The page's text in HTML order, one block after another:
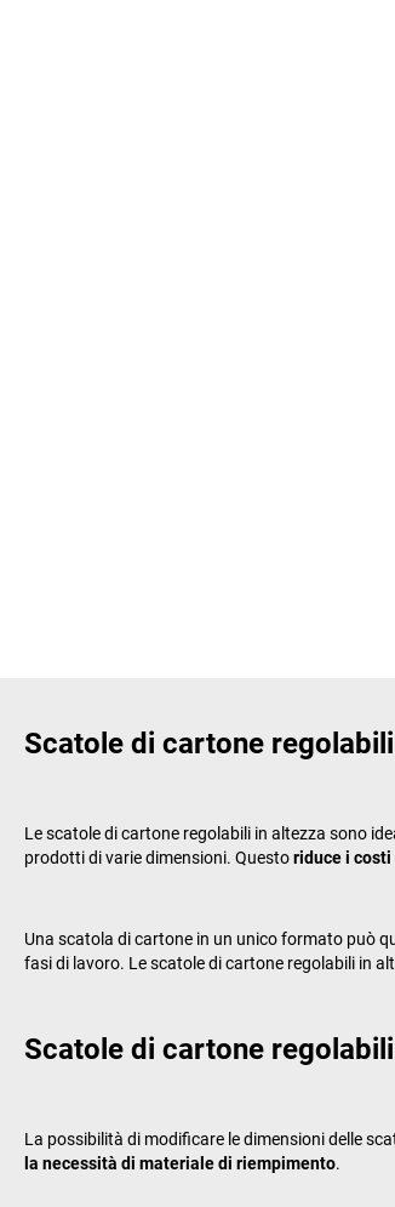
Scatole di cartone
Le scatole di cartone regolabili in altezza sono
prodotti di varie dimensioni. Questoriduce i
Una scatola di cartone in un unico formato può
fasi di lavoro. Le scatole di cartone regolabili in
Scatole di cartone
La possibilità di modificare le dimensioni delle
la necessità di materiale di riempimento.